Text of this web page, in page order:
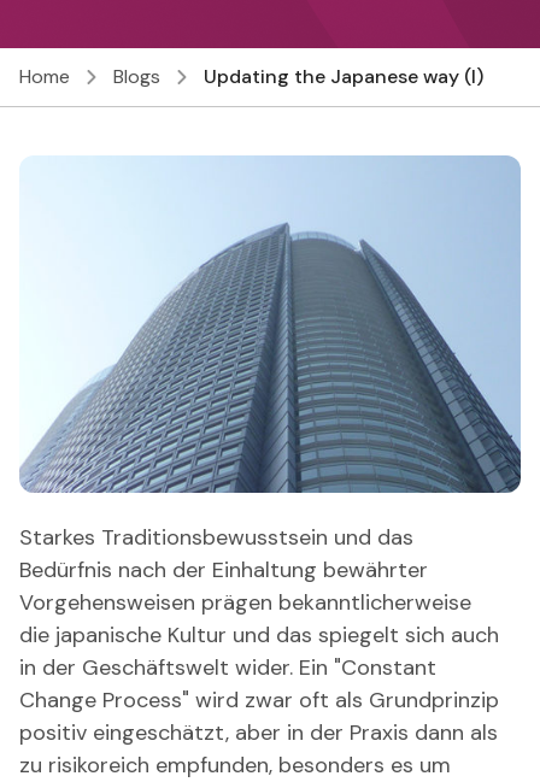
Home Blogs Updating the Japanese way (I)
Starkes Traditionsbewusstsein und das
Bedürfnis nach der Einhaltung bewährter
Vorgehensweisen prägen bekanntlicherweise
die japanische Kultur und das spiegelt sich auch
in der Geschäftswelt wider. Ein "Constant
Change Process" wird zwar oft als Grundprinzip
positiv eingeschätzt, aber in der Praxis dann als
zu risikoreich empfunden, besonders es um